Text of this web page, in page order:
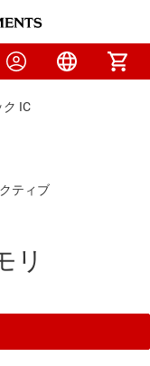
IC
リ